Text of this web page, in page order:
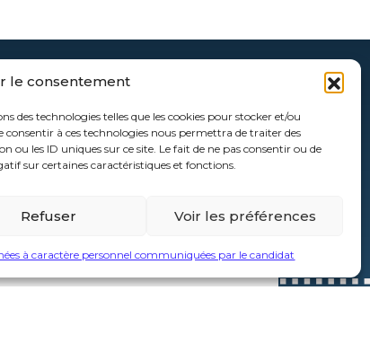
le consentement
des technologies telles que les cookies pour stocker et/ou
consentir à ces technologies nous permettra de traiter des
ou les ID uniques sur ce site. Le fait de ne pas consentir ou de
sur certaines caractéristiques et fonctions.
Refuser Voir les préférences
à caractère personnel communiquées par le candidat